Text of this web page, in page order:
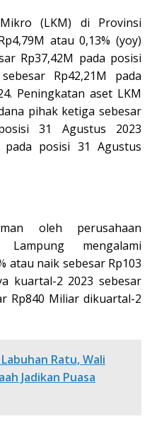
(LKM) di Provinsi
atau 0,13% (yoy)
Rp37,42M pada posisi
Rp42,21M pada
Peningkatan aset LKM
pihak ketiga sebesar
31 Agustus 2023
pada posisi 31 Agustus
oleh perusahaan
mengalami
atau naik sebesar Rp103
kuartal-2 2023 sebesar
Rp840 Miliar dikuartal-2
Ratu, Wali
Jadikan Puasa